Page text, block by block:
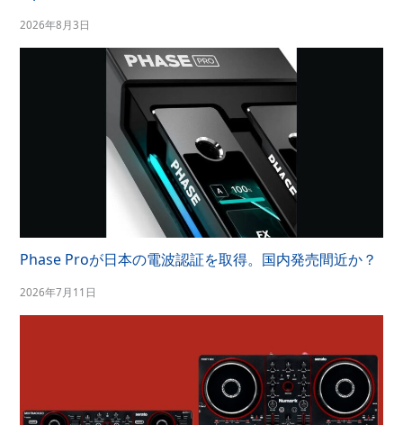
2026年8月3日
Phase Proが日本の電波認証を取得。国内発売間近か？
2026年7月11日